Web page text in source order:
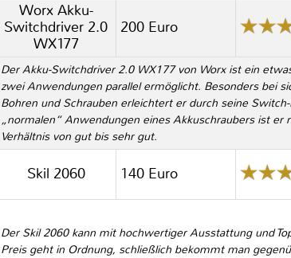
Worx Akku-
Switchdriver 2.0
WX177
200 Euro
Der Akku-Switchdriver 2.0 WX177 von Worx ist ein
zwei Anwendungen parallel ermöglicht. Besonders bei
Bohren und Schrauben erleichtert er durch seine
„normalen“ Anwendungen eines Akkuschraubers ist er
Verhältnis von gut bis sehr gut.
Skil 2060 140 Euro
Der Skil 2060 kann mit hochwertiger Ausstattung und
Preis geht in Ordnung, schließlich bekommt man